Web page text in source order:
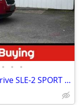
• • •
2014 GMC TERRAIN AWD All Wheel Drive SLE-2 SPORT UTILITY 4D SUV